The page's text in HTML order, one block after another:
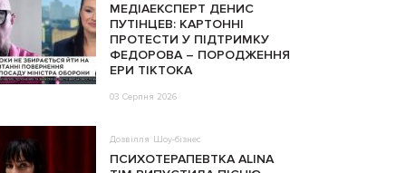
МЕДІАЕКСПЕРТ ДЕНИС
ПУТІНЦЕВ: КАРТОННІ
ПРОТЕСТИ У ПІДТРИМКУ
ФЕДОРОВА – ПОРОДЖЕННЯ
ЕРИ ТІКТОКА
03 Серпня 2026
Дозвілля Шоу-бізнес
ПСИХОТЕРАПЕВТКА ALINA